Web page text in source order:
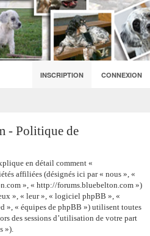
INSCRIPTION CONNEXION
- Politique de
en détail comment «
affiliées (désignés ici par « nous », «
», « http://forums.bluebelton.com »)
», « leur », « logiciel phpBB », «
», « équipes de phpBB ») utilisent toutes
des sessions d’utilisation de votre part
»).